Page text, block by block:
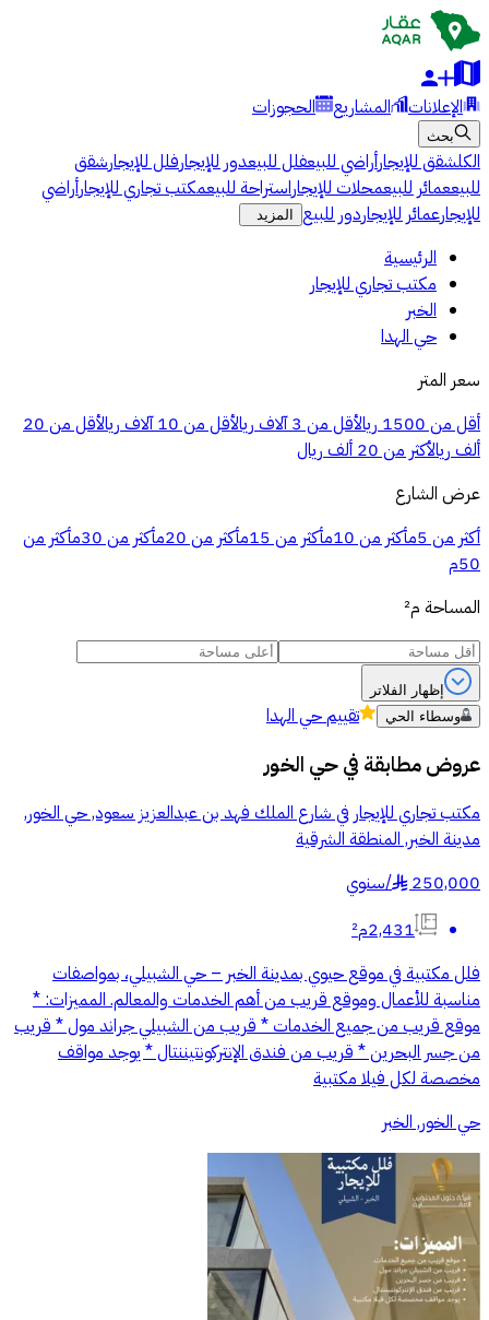
الإعلانات المشاريع الحجوزات
بحث
الكلشقق للإيجارأراضي للبيعفلل للبيعدور للإيجارفلل للإيجارشقق
للبيععمائر للبيعمحلات للإيجاراستراحة للبيعمكتب تجاري للإيجارأراضي
للإيجارعمائر للإيجاردور للبيع المزيد
الرئيسية
مكتب تجاري للإيجار
الخبر
حي الهدا
سعر المتر
أقل من 1500 ريال
أقل من 3 آلاف ريال أقل من 10 آلاف ريال
أقل من 20
ألف ريالأكثر من 20 ألف ريال
عرض الشارع
أكثر من 5م
أكثر من 10م أكثر من 15م أكثر من 20م أكثر من 30م
أكثر من
50م
المساحة م²
إظهار الفلاتر
وسطاء الحي
تقييمحي الهدا
عروض مطابقة فيحي الخور
مكتب تجاري للإيجار في شارع الملك فهد بن عبدالعزيز سعود, حي الخور,
مدينة الخبر, المنطقة الشرقية
250,000
§
/سنوي
2,431م²
فلل مكتبية في موقع حيوي بمدينة الخبر – حي الشبيلي، بمواصفات
مناسبة للأعمال وموقع قريب من أهم الخدمات والمعالم. المميزات: *
موقع قريب من جميع الخدمات * قريب من الشبيلي جراند مول * قريب
من جسر البحرين * قريب من فندق الإنتركونتيننتال * يوجد مواقف
مخصصة لكل فيلا مكتبية
حي الخور, الخبر